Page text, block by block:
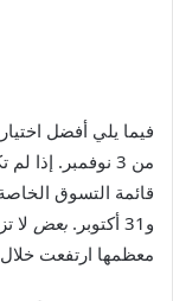
فيما يلي أفضل
من 3 نوفمبر.
و31 أكتوبر.
بعض لا
معظمها ارتفعت